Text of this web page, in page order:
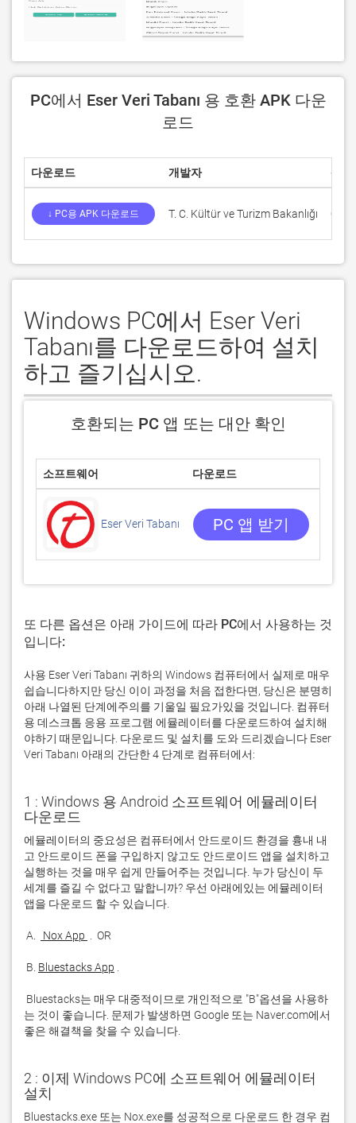
PC에서 Eser Veri Tabanı 용 호환 APK 다운
로드
다운로드 개발자 평점
↓ PC용 APK 다운로드 T. C. Kültür ve Turizm Bakanlığı 0
Windows PC에서 Eser Veri
Tabanı를 다운로드하여 설치
하고 즐기십시오.
호환되는 PC 앱 또는 대안 확인
소프트웨어 다운로드
Eser Veri Tabanı PC 앱 받기
또 다른 옵션은 아래 가이드에 따라 PC에서 사용하는 것
입니다:
사용 Eser Veri Tabanı 귀하의 Windows 컴퓨터에서 실제로 매우
쉽습니다하지만 당신 이이 과정을 처음 접한다면, 당신은 분명히
아래 나열된 단계에주의를 기울일 필요가있을 것입니다. 컴퓨터
용 데스크톱 응용 프로그램 에뮬레이터를 다운로드하여 설치해
야하기 때문입니다. 다운로드 및 설치를 도와 드리겠습니다 Eser
Veri Tabanı 아래의 간단한 4 단계로 컴퓨터에서:
1 : Windows 용 Android 소프트웨어 에뮬레이터
다운로드
에뮬레이터의 중요성은 컴퓨터에서 안드로이드 환경을 흉내 내
고 안드로이드 폰을 구입하지 않고도 안드로이드 앱을 설치하고
실행하는 것을 매우 쉽게 만들어주는 것입니다. 누가 당신이 두
세계를 즐길 수 없다고 말합니까? 우선 아래에있는 에뮬레이터
A. Nox App
B. Bluestacks App
는 것이 좋습니다. 문제가 발생하면 Google 또는 Naver.com에서
좋은 해결책을 찾을 수 있습니다.
2 : 이제 Windows PC에 소프트웨어 에뮬레이터
설치
Bluestacks.exe 또는 Nox.exe를 성공적으로 다운로드 한 경우 컴